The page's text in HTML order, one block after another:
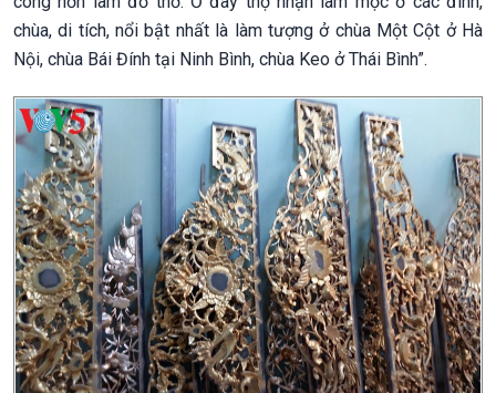
chùa, di tích, nổi bật nhất là làm tượng ở chùa Một Cột ở Hà
Nội, chùa Bái Đính tại Ninh Bình, chùa Keo ở Thái Bình”.